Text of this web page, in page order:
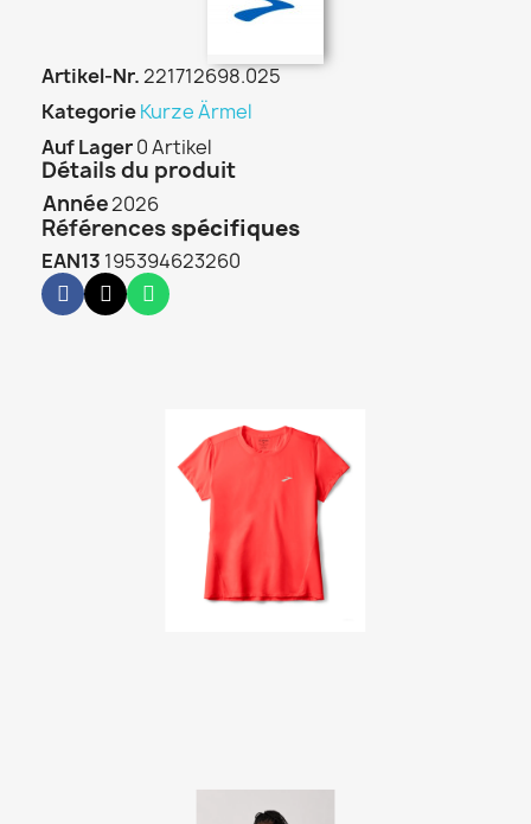
Artikel-Nr.221712698.025
KategorieKurze Ärmel
Auf Lager0 Artikel
Détails du produit
Année2026
Références spécifiques
EAN13 195394623260